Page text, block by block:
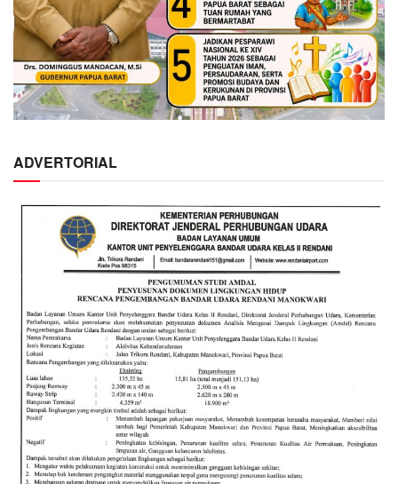
ADVERTORIAL